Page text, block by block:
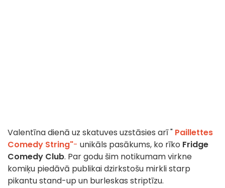
Valentīna dienā uz skatuves uzstāsies arī " Paillettes
Comedy String"- unikāls pasākums, ko rīko Fridge
Comedy Club. Par godu šim notikumam virkne
komiķu piedāvā publikai dzirkstošu mirkli starp
pikantu stand-up un burleskas striptīzu.